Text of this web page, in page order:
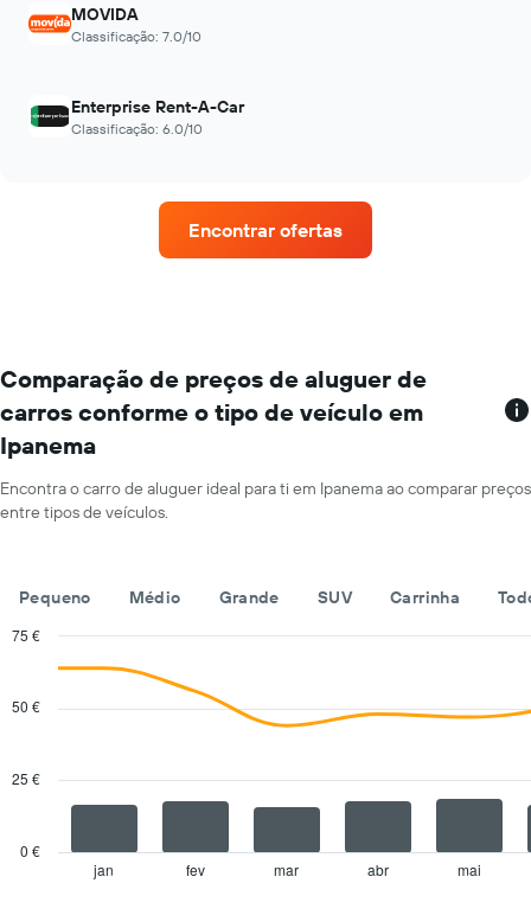
MOVIDA
Classificação: 7.0/10
Enterprise Rent-A-Car
Classificação: 6.0/10
Encontrar ofertas
Comparação de preços de aluguer de
carros conforme o tipo de veículo em
Ipanema
Encontra o carro de aluguer ideal para ti em Ipanema ao comparar preços
entre tipos de veículos.
Pequeno Médio Grande SUV Carrinha
with
has
jan fev mar abr mai
0 €
25 €
50 €
75 €